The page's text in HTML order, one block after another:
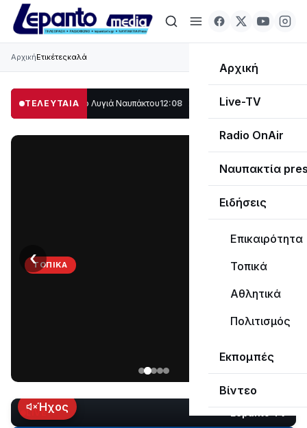
Αρχική
Live-TV
Radio OnAir
Ναυπακτία
Ειδήσεις
Επικαιρότητα
Τοπικά
Αθλητικά
Πολιτισμός
Εκπομπές
Βίντεο
ΑρχικήΕτικέτεςκαλά
ΤΕΛΕΥΤΑΙΑ
μέρος στο Λυγιά Ναυπάκτου12:08 Σε τροχιά υλοποίησης η Παράκαμψη
ΤΟΠΙΚΆ
Ναυπάκτου
εδώ
και
‹
LIVEΉχος